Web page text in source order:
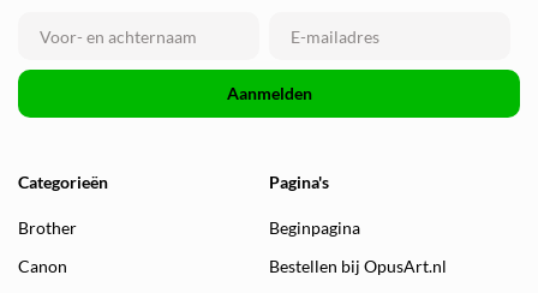
Aanmelden
Categorieën
Brother
Canon
Pagina's
Beginpagina
Bestellen bij OpusArt.nl